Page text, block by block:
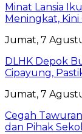
Minat Lansia
Meningkat, Kini
Jumat, 7
DLHK Depok
Cipayung,
Jumat, 7
Cegah
dan Pihak